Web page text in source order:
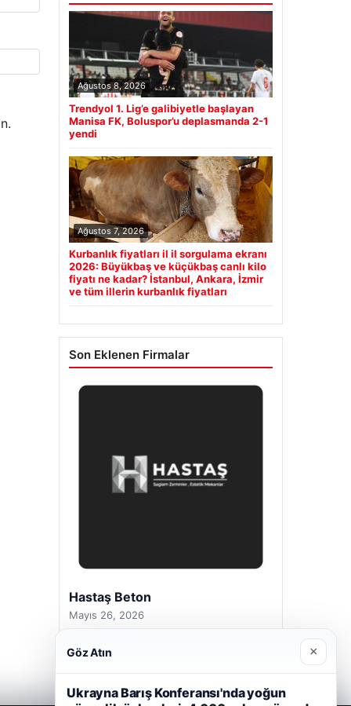
Ağustos 8, 2026
Trendyol 1. Lig’e galibiyetle başlayan
Manisa FK, Boluspor’u deplasmanda 2-1
yendi
Ağustos 7, 2026
Kurbanlık fiyatları il il sorgulama ekranı
2026: Büyükbaş ve küçükbaş canlı kilo
fiyatı ne kadar? İstanbul, Ankara, İzmir
ve tüm illerin kurbanlık fiyatları
Son Eklenen Firmalar
Hastaş Beton
Mayıs 26, 2026
Göz Atın ×
Ukrayna Barış Konferansı'nda yoğun